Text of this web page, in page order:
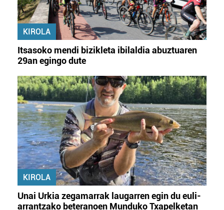
KIROLA
Itsasoko mendi bizikleta ibilaldia abuztuaren
29an egingo dute
KIROLA
Unai Urkia zegamarrak laugarren egin du euli-
arrantzako beteranoen Munduko Txapelketan